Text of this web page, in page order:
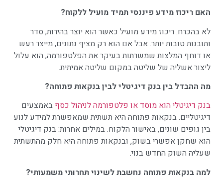
האם ריכוז מידע פיננסי תמיד מועיל ללקוח?
לא בהכרח. ריכוז מידע מועיל כאשר הוא יוצר בהירות, סדר
ותובנות טובות יותר. אבל אם הוא רק מציף נתונים, מייצר רעש
או דוחף המלצות שמשרתות בעיקר את הפלטפורמה, הוא עלול
ליצור אשליה של שליטה במקום שליטה אמיתית.
מה ההבדל בין בנק דיגיטלי לבין בנקאות פתוחה?
בנק דיגיטלי הוא מוסד או פלטפורמה לניהול כסף באמצעים
דיגיטליים. בנקאות פתוחה היא תשתית שמאפשרת למידע לנוע
בין גופים שונים, באישור הלקוח. במילים אחרות: בנק דיגיטלי
הוא שחקן אפשרי בשוק, ובנקאות פתוחה היא חלק מהתשתית
שעליה השוק החדש בנוי.
למה בנקאות פתוחה נחשבת לשינוי תחרותי משמעותי?